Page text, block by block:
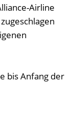
Airline
bis Anfang der